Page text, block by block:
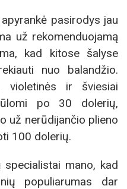
pasirodys jau
už rekomenduojamą
kad kitose šalyse
nuo balandžio.
violetinės ir šviesiai
po 30 dolerių,
už nerūdijančio plieno
100 dolerių.
mano, kad
populiarumas dar